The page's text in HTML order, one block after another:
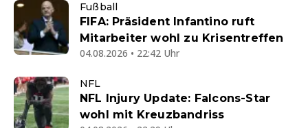
Fußball
FIFA: Präsident Infantino ruft
Mitarbeiter wohl zu Krisentreffen
04.08.2026 • 22:42 Uhr
NFL
NFL Injury Update: Falcons-Star
wohl mit Kreuzbandriss